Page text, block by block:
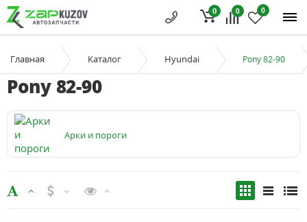
0 0
0
Главная Каталог Hyundai Pony 82-90
Pony 82-90
Арки и пороги